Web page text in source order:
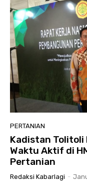
PERTANIAN
Kadistan Tolitoli
Waktu Aktif di
Pertanian
Redaksi Kabarlagi -